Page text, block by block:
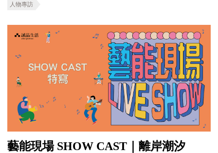
人物專訪
藝能現場 SHOW CAST｜離岸潮汐